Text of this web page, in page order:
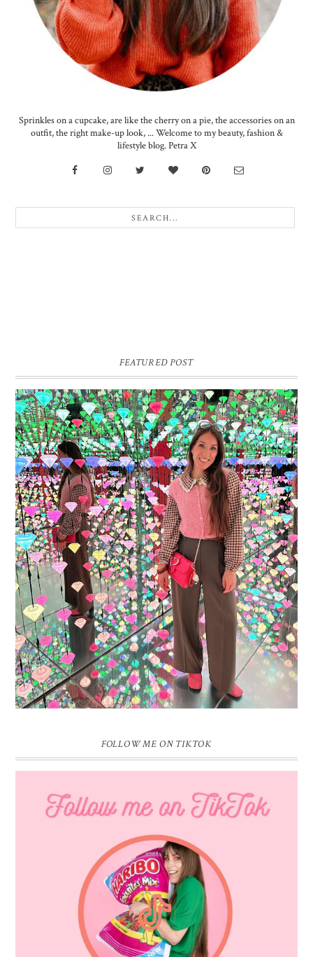
Sprinkles on a cupcake, are like the cherry on a pie, the accessories on an
outfit, the right make-up look, ... Welcome to my beauty, fashion &
lifestyle blog. Petra X
FEATURED POST
16 JAAR SPRINKLES ON A CUPCAKE
Vandaag is het weer zo’n moment waarop ik even bewust op de
pauzeknop duw, want Sprinkles on a Cupcake bestaat 16 jaar. Zestien.
Dat blijft ...
FOLLOW ME ON TIKTOK